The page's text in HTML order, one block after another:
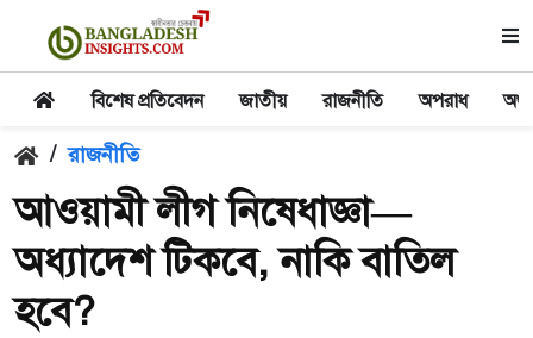
বিশেষ প্রতিবেদন জাতীয় রাজনীতি অপরাধ
/ রাজনীতি
আওয়ামী লীগ নিষেধাজ্ঞা—
অধ্যাদেশ টিকবে, নাকি বাতিল
হবে?